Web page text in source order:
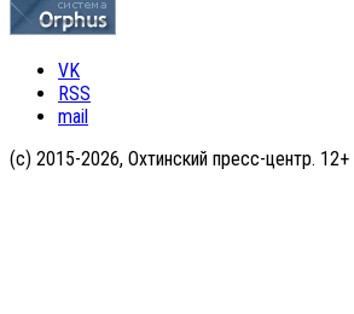
VK
RSS
mail
(с) 2015-2026, Охтинский пресс-центр. 12+